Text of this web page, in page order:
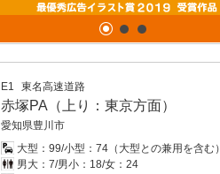
E1 東名高速道路
赤塚PA（上り：東京方面）
愛知県豊川市
大型：99/小型：74（大型との兼用を含む）
男大：7/男小：18/女：24